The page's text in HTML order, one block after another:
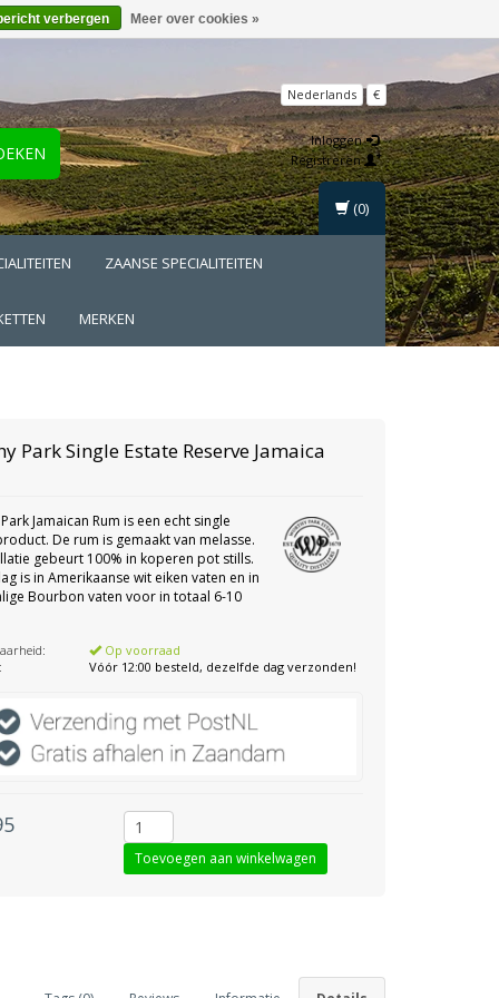
Nederlands €
Inloggen
Registreren
ZAANSE SPECIALITEITEN
MERKEN
(0)
ParkSingle Estate Reserve Jamaica
Jamaican Rum is een echt single
De rum is gemaakt van melasse.
gebeurt 100% in koperen pot stills.
is in Amerikaanse wit eiken vaten en in
Bourbon vaten voor in totaal 6-10
Op voorraad
Vóór 12:00 besteld, dezelfde dag verzonden!
verbergen Meer over cookies »